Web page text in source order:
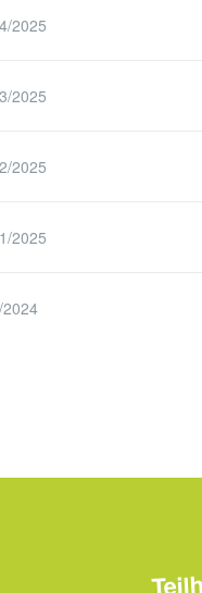
2025
2025
2025
2025